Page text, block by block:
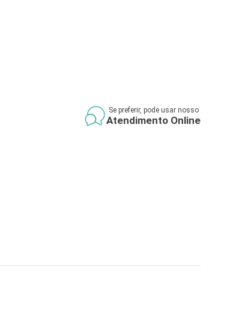
Se preferir, pode usar nosso
Atendimento Online